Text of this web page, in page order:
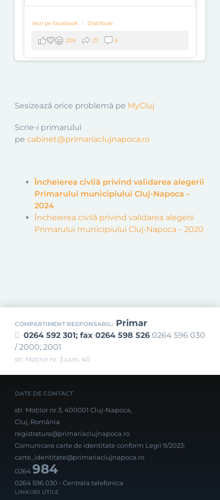
Vezi pe facebook · Distribuie
209 27 6
Sesizează orice problemă pe MyCluj
Scrie-i primarului
pe cabinet@primariaclujnapoca.ro
Încheierea civilă privind validarea alegerii
Primarului municipiului Cluj-Napoca –
2024
Încheierea civilă privind validarea alegerii
Primarului municipiului Cluj-Napoca – 2020
COMPARTIMENT RESPONSABIL: Primar
0264 592 301; fax 0264 598 526 0264 596 030
/ 2000; 2001
str. Moților nr. 3 cam. 40
DATE DE CONTACT
str. Moților nr.3, 400001 Cluj-Napoca,
Cluj, România
registratura@primariaclujnapoca.ro
Comunicare carte de identitate conform Legii 9/2023:
carte_identitate@primariaclujnapoca.ro
0264984
0264 596 030 - Centrala telefonica
LINKURI UTILE